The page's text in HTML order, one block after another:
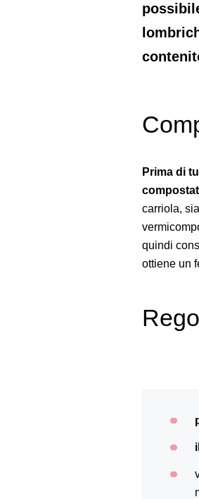
Prima di
carriola,
quindi
ottiene un